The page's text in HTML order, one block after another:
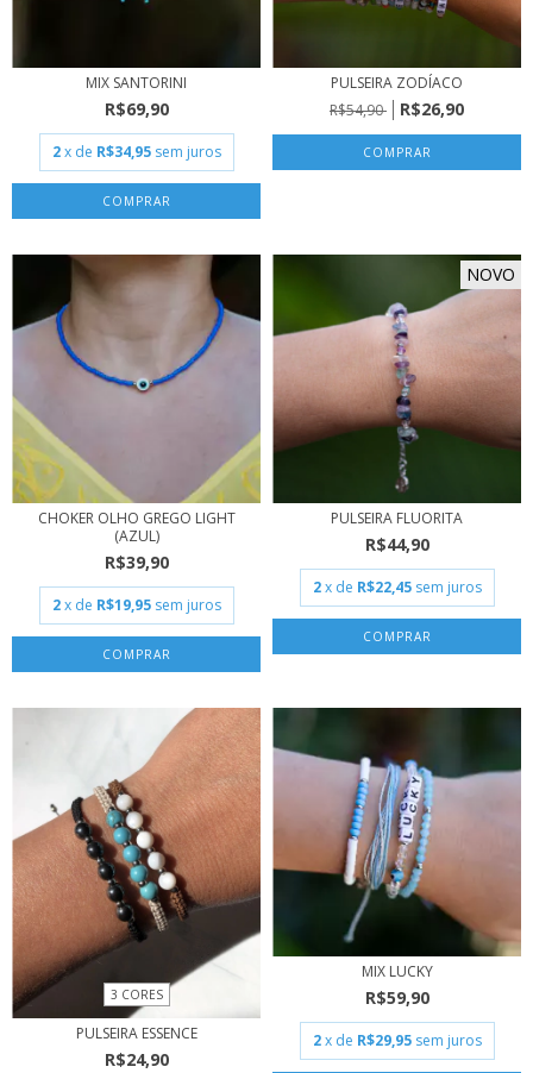
MIX SANTORINI
R$69,90
2 x de R$34,95 sem juros
PULSEIRA ZODÍACO
R$54,90
R$26,90
COMPRAR
CHOKER OLHO GREGO LIGHT
(AZUL)
R$39,90
2 x de R$19,95 sem juros
NOVO
PULSEIRA FLUORITA
R$44,90
2 x de R$22,45 sem juros
3 CORES
PULSEIRA ESSENCE
R$24,90
MIX LUCKY
R$59,90
2 x de R$29,95 sem juros